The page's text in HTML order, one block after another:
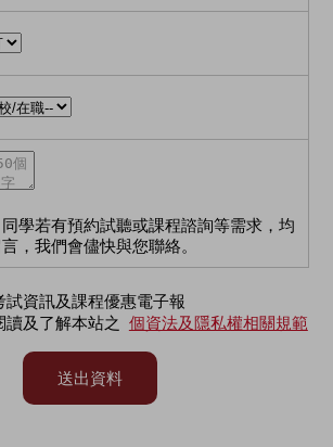
學若有預約試聽或課程諮詢等需求，均
，我們會儘快與您聯絡。
試資訊及課程優惠電子報
讀及了解本站之 個資法及隱私權相關規範
送出資料